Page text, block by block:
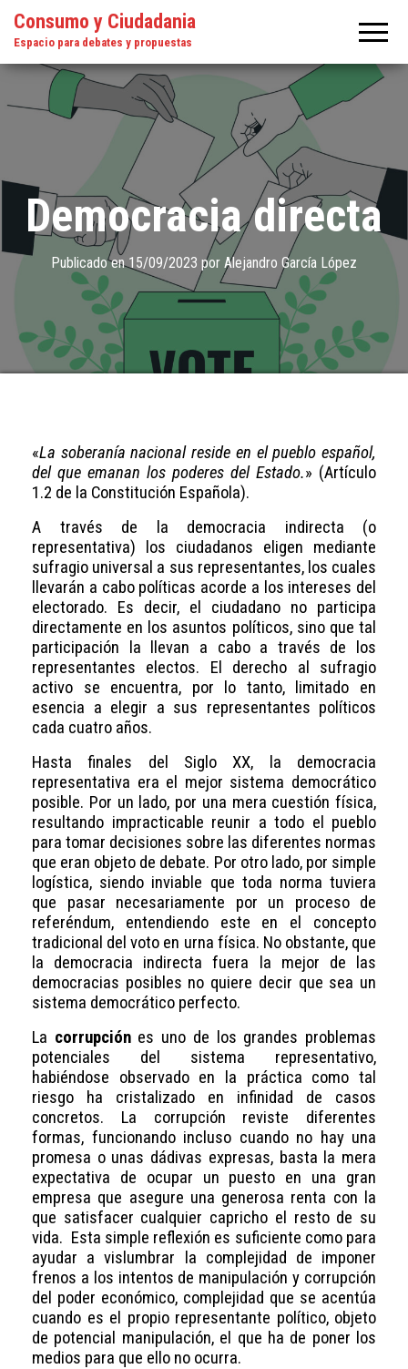
Consumo y Ciudadania
Espacio para debates y propuestas
Democracia directa
Publicado en15/09/2023 por Alejandro García López
«La soberanía nacional reside en el pueblo español,
del que emanan los poderes del Estado.» (Artículo
1.2 de la Constitución Española).
A través de la democracia indirecta (o
representativa) los ciudadanos eligen mediante
sufragio universal a sus representantes, los cuales
llevarán a cabo políticas acorde a los intereses del
electorado. Es decir, el ciudadano no participa
directamente en los asuntos políticos, sino que tal
participación la llevan a cabo a través de los
representantes electos. El derecho al sufragio
activo se encuentra, por lo tanto, limitado en
esencia a elegir a sus representantes políticos
cada cuatro años.
Hasta finales del Siglo XX, la democracia
representativa era el mejor sistema democrático
posible. Por un lado, por una mera cuestión física,
resultando impracticable reunir a todo el pueblo
para tomar decisiones sobre las diferentes normas
que eran objeto de debate. Por otro lado, por simple
logística, siendo inviable que toda norma tuviera
que pasar necesariamente por un proceso de
referéndum, entendiendo este en el concepto
tradicional del voto en urna física. No obstante, que
la democracia indirecta fuera la mejor de las
democracias posibles no quiere decir que sea un
sistema democrático perfecto.
La corrupciónes uno de los grandes problemas
potenciales del sistema representativo,
habiéndose observado en la práctica como tal
riesgo ha cristalizado en infinidad de casos
concretos. La corrupción reviste diferentes
formas, funcionando incluso cuando no hay una
promesa o unas dádivas expresas, basta la mera
expectativa de ocupar un puesto en una gran
empresa que asegure una generosa renta con la
que satisfacer cualquier capricho el resto de su
vida. Esta simple reflexión es suficiente como para
ayudar a vislumbrar la complejidad de imponer
frenos a los intentos de manipulación y corrupción
del poder económico, complejidad que se acentúa
cuando es el propio representante político, objeto
de potencial manipulación, el que ha de poner los
medios para que ello no ocurra.